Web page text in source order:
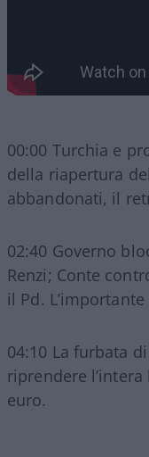
00:00 Turchia e
della riapertura
abbandonati, il
02:40 Governo
Renzi; Conte
il Pd.
04:10 La furbata di
riprendere
euro.